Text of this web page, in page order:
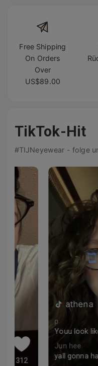
Free Shipping
On Orders
Over
US$89.00
TikTok-Hit
#TIJNeyewear - folge
312
athena
p
Youu look
Jun hee